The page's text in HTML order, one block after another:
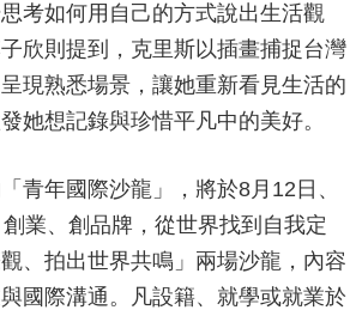
考如何用自己的方式說出生活觀
欣則提到，克里斯以插畫捕捉台灣
現熟悉場景，讓她重新看見生活的
她想記錄與珍惜平凡中的美好。
青年國際沙龍」，將於8月12日、
業、創品牌，從世界找到自我定
、拍出世界共鳴」兩場沙龍，內容
國際溝通。凡設籍、就學或就業於